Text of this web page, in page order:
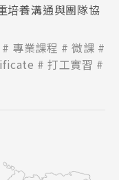
培養溝通與團隊協
「CPD全球技能
專業課程
微課
打工實習